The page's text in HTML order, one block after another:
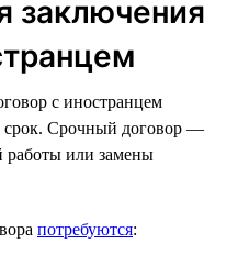
заключения
с иностранцем
срок. Срочный договор —
работы или замены
потребуются: